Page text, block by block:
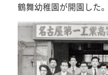
鶴舞幼稚園が開園した。